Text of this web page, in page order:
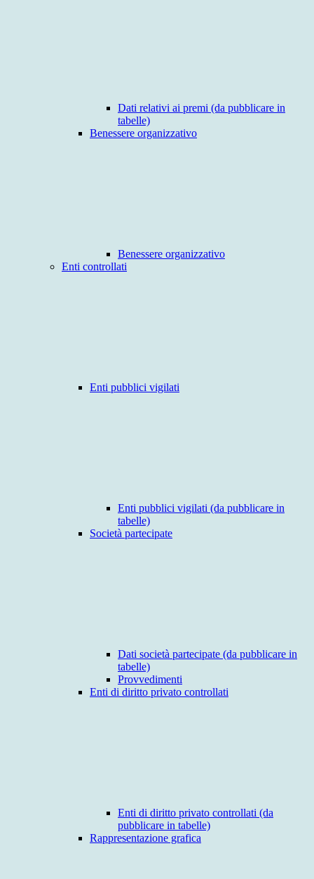
Dati relativi ai premi (da pubblicare in
tabelle)
Benessere organizzativo
Benessere organizzativo
Enti controllati
Enti pubblici vigilati
Enti pubblici vigilati (da pubblicare in
tabelle)
Società partecipate
Dati società partecipate (da pubblicare in
tabelle)
Provvedimenti
Enti di diritto privato controllati
Enti di diritto privato controllati (da
pubblicare in tabelle)
Rappresentazione grafica